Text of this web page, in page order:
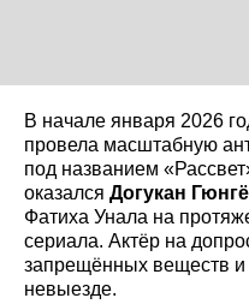
В начале января 2026
провела масштабную
под названием
оказался Догукан
Фатиха Унала на
сериала. Актёр на
запрещённых веществ
невыезде.